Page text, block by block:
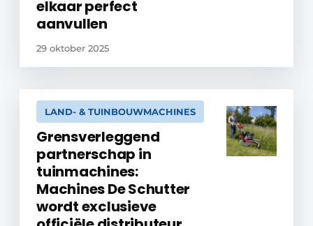
elkaar perfect
aanvullen
29 oktober 2025
LAND- & TUINBOUWMACHINES
Grensverleggend
partnerschap in
tuinmachines:
Machines De Schutter
wordt exclusieve